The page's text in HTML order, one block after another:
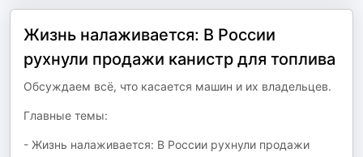
Жизнь налаживается: В России
рухнули продажи канистр для топлива
Обсуждаем всё, что касается машин и их владельцев.
Главные темы:
- Жизнь налаживается: В России рухнули продажи